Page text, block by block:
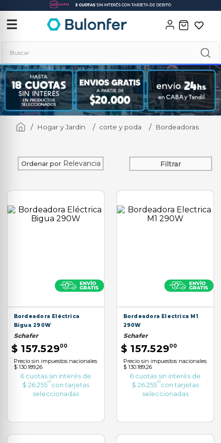
☰
Buscar
Hogar y Jardin corte y poda Bordeadoras
Ordenar por Relevancia Filtrar
Bordeadora Eléctrica
Bigua 290W
Schafer
$ 157.52900
Precio sin impuestos nacionales
$ 130.189,26
6 cuotas sin interés de
$ 2625500con tarjetas
seleccionadas
Bordeadora Electrica M1
290W
Schafer
$ 157.52900
Precio sin impuestos nacionales
$ 130.189,26
6 cuotas sin interés de
$ 2625500con tarjetas
seleccionadas
Términos más buscados
1.
soldadora
2.
neo
3.
combos
.
taladro
8.
compresor